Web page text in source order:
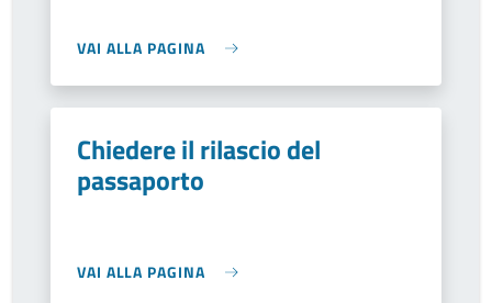
VAI ALLA PAGINA
Chiedere il rilascio del
passaporto
VAI ALLA PAGINA